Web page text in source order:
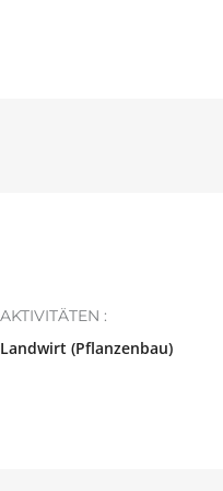
AKTIVITÄTEN :
Landwirt (Pflanzenbau)